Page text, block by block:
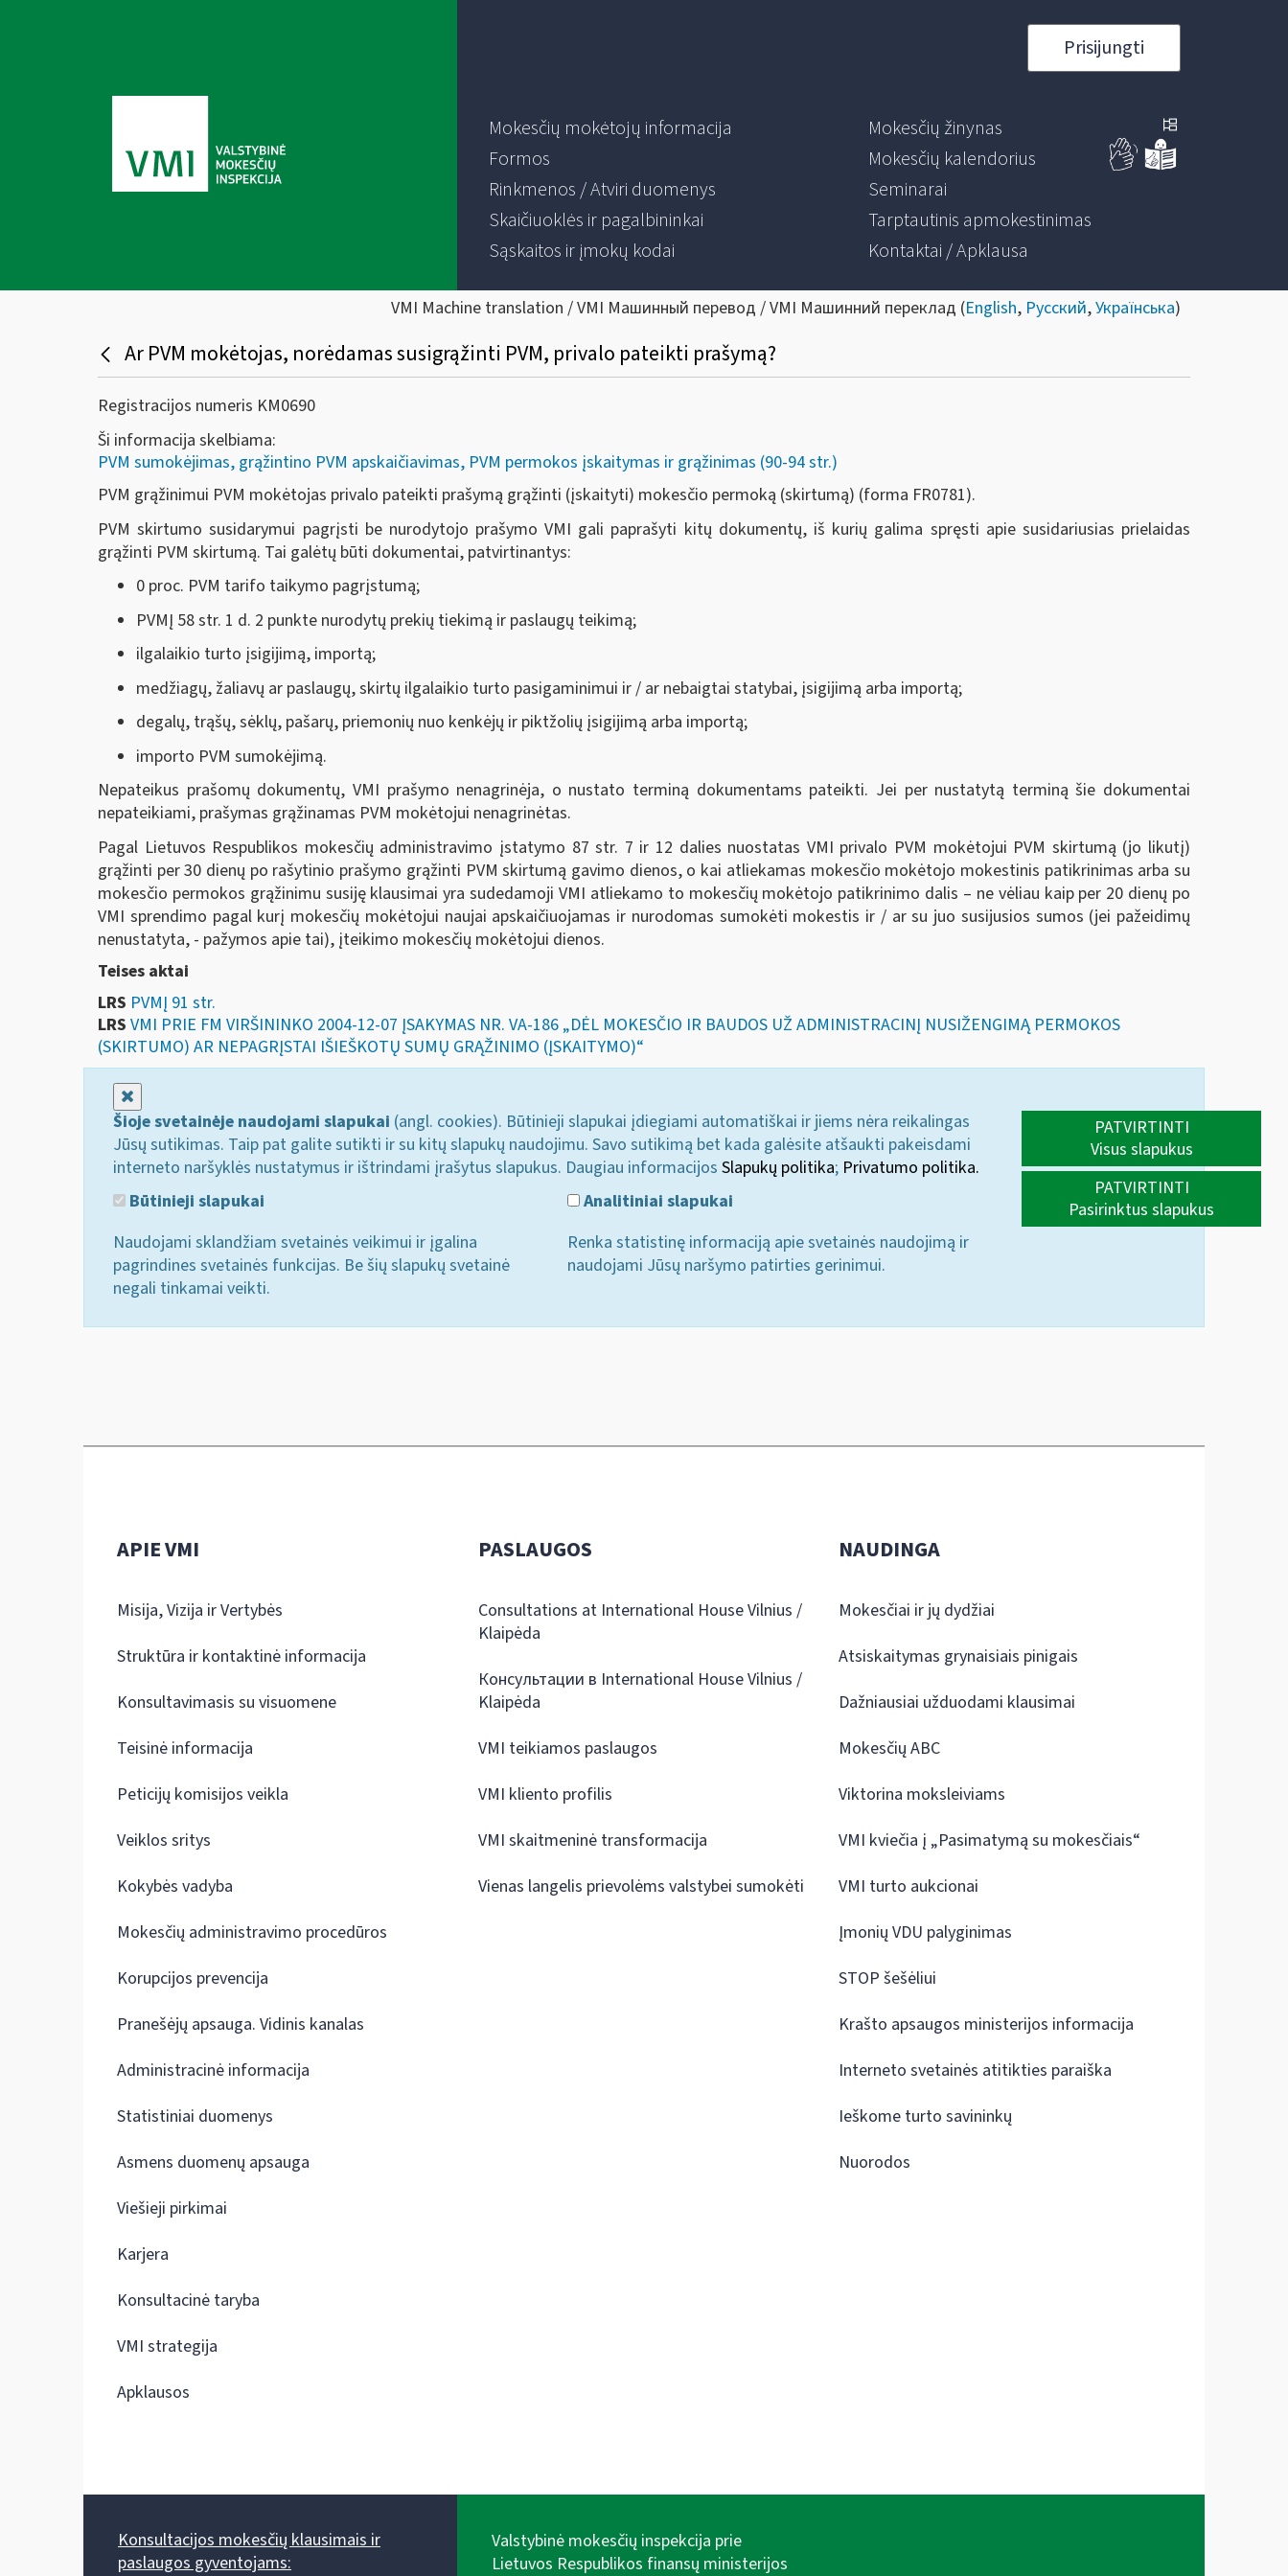
Prisijungti
Mokesčių mokėtojų informacija
Formos
Rinkmenos / Atviri duomenys
Skaičiuoklės ir pagalbininkai
Sąskaitos ir įmokų kodai
Mokesčių žinynas
Mokesčių kalendorius
Seminarai
Tarptautinis apmokestinimas
Kontaktai / Apklausa
VMI Machine translation / VMI Машинный перевод / VMI Машинний переклад (English, Русский,Українська)
Ar PVM mokėtojas, norėdamas susigrąžinti PVM, privalo pateikti prašymą?
Registracijos numeris KM0690
Ši informacija skelbiama:
PVM sumokėjimas, grąžintino PVM apskaičiavimas, PVM permokos įskaitymas ir grąžinimas (90-94 str.)
PVM grąžinimui PVM mokėtojas privalo pateikti prašymą grąžinti (įskaityti) mokesčio permoką (skirtumą) (forma FR0781).
PVM skirtumo susidarymui pagrįsti be nurodytojo prašymo VMI gali paprašyti kitų dokumentų, iš kurių galima spręsti apie susidariusias prielaidas
grąžinti PVM skirtumą. Tai galėtų būti dokumentai, patvirtinantys:
0 proc. PVM tarifo taikymo pagrįstumą;
PVMĮ 58 str. 1 d. 2 punkte nurodytų prekių tiekimą ir paslaugų teikimą;
ilgalaikio turto įsigijimą, importą;
medžiagų, žaliavų ar paslaugų, skirtų ilgalaikio turto pasigaminimui ir / ar nebaigtai statybai, įsigijimą arba importą;
degalų, trąšų, sėklų, pašarų, priemonių nuo kenkėjų ir piktžolių įsigijimą arba importą;
importo PVM sumokėjimą.
Nepateikus prašomų dokumentų, VMI prašymo nenagrinėja, o nustato terminą dokumentams pateikti. Jei per nustatytą terminą šie dokumentai
nepateikiami, prašymas grąžinamas PVM mokėtojui nenagrinėtas.
Pagal Lietuvos Respublikos mokesčių administravimo įstatymo 87 str. 7 ir 12 dalies nuostatas VMI privalo PVM mokėtojui PVM skirtumą (jo likutį)
grąžinti per 30 dienų po rašytinio prašymo grąžinti PVM skirtumą gavimo dienos, o kai atliekamas mokesčio mokėtojo mokestinis patikrinimas arba su
mokesčio permokos grąžinimu susiję klausimai yra sudedamoji VMI atliekamo to mokesčių mokėtojo patikrinimo dalis – ne vėliau kaip per 20 dienų po
VMI sprendimo pagal kurį mokesčių mokėtojui naujai apskaičiuojamas ir nurodomas sumokėti mokestis ir / ar su juo susijusios sumos (jei pažeidimų
nenustatyta, - pažymos apie tai), įteikimo mokesčių mokėtojui dienos.
Teises aktai
LRS PVMĮ 91 str.
LRS VMI PRIE FM VIRŠININKO 2004-12-07 ĮSAKYMAS NR. VA-186 „DĖL MOKESČIO IR BAUDOS UŽ ADMINISTRACINĮ NUSIŽENGIMĄ PERMOKOS
(SKIRTUMO) AR NEPAGRĮSTAI IŠIEŠKOTŲ SUMŲ GRĄŽINIMO (ĮSKAITYMO)“
Šioje svetainėje naudojami slapukai (angl. cookies). Būtinieji slapukai įdiegiami automatiškai ir jiems nėra reikalingas
Jūsų sutikimas. Taip pat galite sutikti ir su kitų slapukų naudojimu. Savo sutikimą bet kada galėsite atšaukti pakeisdami
interneto naršyklės nustatymus ir ištrindami įrašytus slapukus. Daugiau informacijos Slapukų politika; Privatumo politika.
Būtinieji slapukai
Naudojami sklandžiam svetainės veikimui ir įgalina
pagrindines svetainės funkcijas. Be šių slapukų svetainė
negali tinkamai veikti.
Analitiniai slapukai
Renka statistinę informaciją apie svetainės naudojimą ir
naudojami Jūsų naršymo patirties gerinimui.
PATVIRTINTI
Visus slapukus
PATVIRTINTI
Pasirinktus slapukus
APIE VMI
Misija, Vizija ir Vertybės
Struktūra ir kontaktinė informacija
Konsultavimasis su visuomene
Teisinė informacija
Peticijų komisijos veikla
Veiklos sritys
Kokybės vadyba
Mokesčių administravimo procedūros
Korupcijos prevencija
Pranešėjų apsauga. Vidinis kanalas
Administracinė informacija
Statistiniai duomenys
Asmens duomenų apsauga
Viešieji pirkimai
Karjera
Konsultacinė taryba
VMI strategija
Apklausos
PASLAUGOS
Consultations at International House Vilnius /
Klaipėda
Консультации в International House Vilnius /
Klaipėda
VMI teikiamos paslaugos
VMI kliento profilis
VMI skaitmeninė transformacija
Vienas langelis prievolėms valstybei sumokėti
NAUDINGA
Mokesčiai ir jų dydžiai
Atsiskaitymas grynaisiais pinigais
Dažniausiai užduodami klausimai
Mokesčių ABC
Viktorina moksleiviams
VMI kviečia į „Pasimatymą su mokesčiais“
VMI turto aukcionai
Įmonių VDU palyginimas
STOP šešėliui
Krašto apsaugos ministerijos informacija
Interneto svetainės atitikties paraiška
Ieškome turto savininkų
Nuorodos
Konsultacijos mokesčių klausimais ir
paslaugos gyventojams:
Valstybinė mokesčių inspekcija prie
Lietuvos Respublikos finansų ministerijos